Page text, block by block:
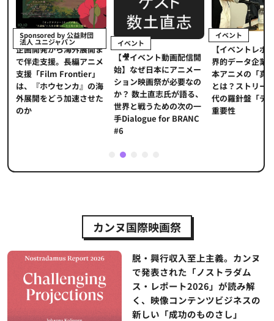
Sponsored by 公益財団
法人 ユニジャパン
企画開発から海外展開ま
で伴走支援。長編アニメ
支援「Film Frontier」
は、『ホウセンカ』の海
外展開をどう加速させた
のか
イベント
【🎥イベント動画配信開
始】なぜ日本にアニメー
ション映画祭が必要なの
か？ 数土直志氏が語る、
世界と戦うための次の一
手Dialogue for BRANC
#6
イベント
【イベントレポ
界的データ企業
本アニメの「真
とは？ストリー
代の羅針盤「デ
重要性
2
カンヌ国際映画祭
脱・興行収入至上主義。カンヌ
で発表された「ノストラダム
ス・レポート2026」が読み解
く、映像コンテンツビジネスの
新しい「成功のものさし」